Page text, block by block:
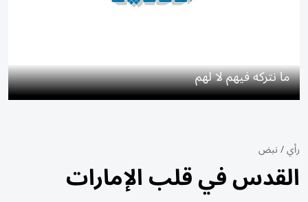
ما نتركه فيهم لا لهم
رأي/نبض
القدس في قلب الإمارات